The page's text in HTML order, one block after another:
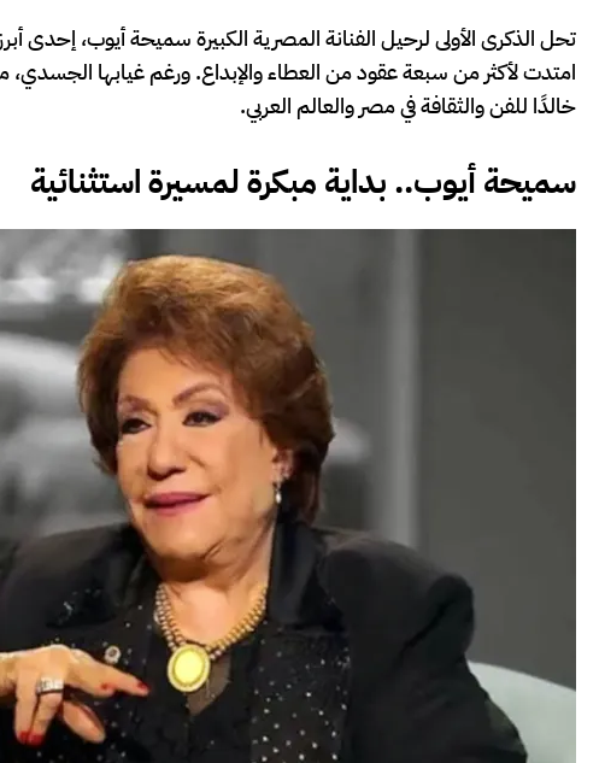
تحل الذكرى الأولى لرحيل الفنانة المصرية الكبيرة سميحة أيوب، إحدى
امتدت لأكثر من سبعة عقود من العطاء والإبداع. ورغم غيابها الجسدي،
خالدًا للفن والثقافة في مصر والعالم العربي.
سميحة أيوب.. بداية مبكرة لمسيرة استثنائية